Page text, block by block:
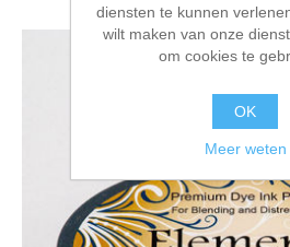
diensten te kunnen
wilt maken van onze
om cookies te
OK
Meer weten